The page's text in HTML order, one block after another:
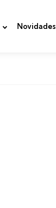
Novidades